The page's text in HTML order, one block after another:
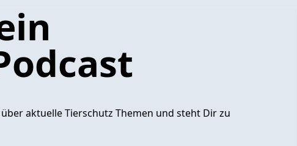
aktuelle Tierschutz Themen und steht Dir zu